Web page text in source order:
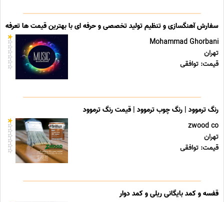
سفارش آهنگسازی و تنظیم تولید تخصصی و حرفه ای با بهترین قیمت ها تعرفه
Mohammad Ghorbani
تهران
قیمت: توافقی
رنگ ترموود | رنگ چوب ترموود | قیمت رنگ ترموود
zwood co
تهران
قیمت: توافقی
قفسه و کمد بایگانی ریلی و کمد دوار